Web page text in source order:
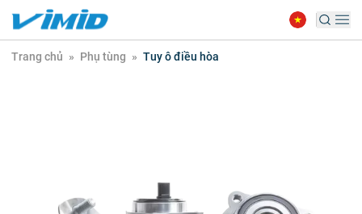
Trang chủ » Phụ tùng » Tuy ô điều hòa